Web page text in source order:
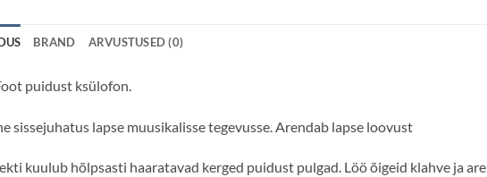
BRAND ARVUSTUSED (0)
puidust ksülofon.
sissejuhatus lapse muusikalisse tegevusse. Arendab lapse loovust
kuulub hõlpsasti haaratavad kerged puidust pulgad. Löö õigeid klahve ja